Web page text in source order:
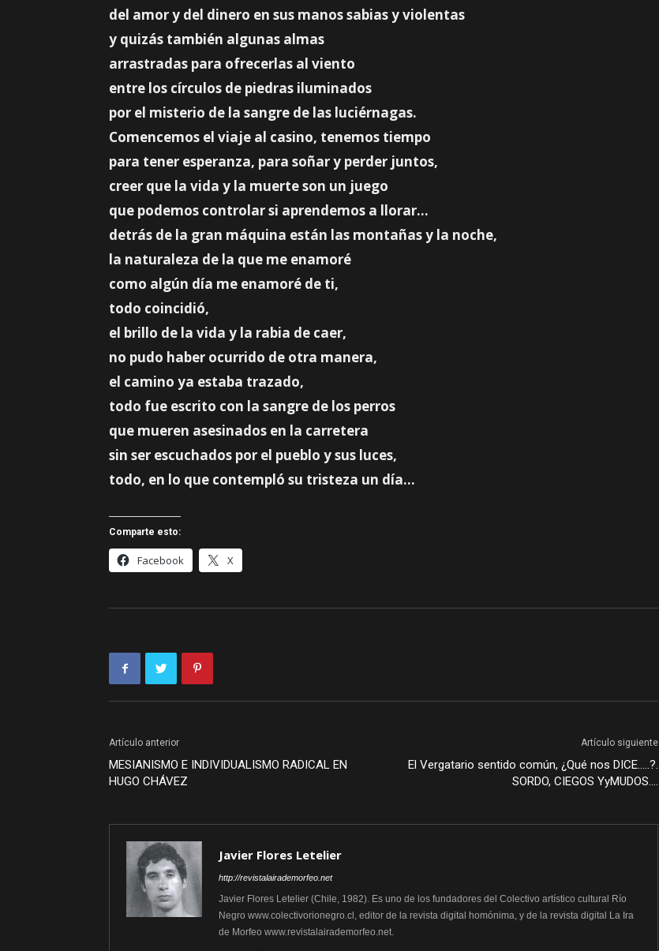
del amor y del dinero en sus manos sabias y violentas
y quizás también algunas almas
arrastradas para ofrecerlas al viento
entre los círculos de piedras iluminados
por el misterio de la sangre de las luciérnagas.
Comencemos el viaje al casino, tenemos tiempo
para tener esperanza, para soñar y perder juntos,
creer que la vida y la muerte son un juego
que podemos controlar si aprendemos a llorar…
detrás de la gran máquina están las montañas y la noche,
la naturaleza de la que me enamoré
como algún día me enamoré de ti,
todo coincidió,
el brillo de la vida y la rabia de caer,
no pudo haber ocurrido de otra manera,
el camino ya estaba trazado,
todo fue escrito con la sangre de los perros
que mueren asesinados en la carretera
sin ser escuchados por el pueblo y sus luces,
todo, en lo que contempló su tristeza un día…
Comparte esto:
Facebook X
Artículo anterior
MESIANISMO E INDIVIDUALISMO RADICAL EN
HUGO CHÁVEZ
Artículo siguiente
El Vergatario sentido común, ¿Qué nos DICE…..?.
SORDO, CIEGOS YyMUDOS….
Javier Flores Letelier
http://revistalairademorfeo.net
Javier Flores Letelier (Chile, 1982). Es uno de los fundadores del Colectivo artístico cultural Río
Negro www.colectivorionegro.cl, editor de la revista digital homónima, y de la revista digital La Ira
de Morfeo www.revistalairademorfeo.net.